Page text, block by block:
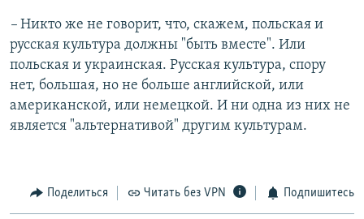
– Никто же не говорит, что, скажем, польская и
русская культура должны "быть вместе". Или
польская и украинская. Русская культура, спору
нет, большая, но не больше английской, или
американской, или немецкой. И ни одна из них не
является "альтернативой" другим культурам.
Поделиться Читать без VPN Подпишитесь